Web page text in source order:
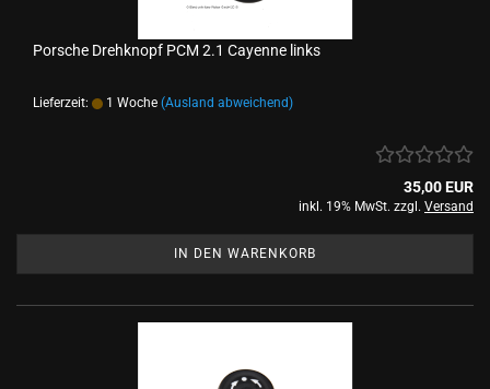
Porsche Drehknopf PCM 2.1 Cayenne links
Lieferzeit: 1 Woche (Ausland abweichend)
35,00 EUR
inkl. 19% MwSt. zzgl. Versand
IN DEN WARENKORB